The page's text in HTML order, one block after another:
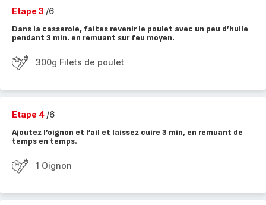
Etape 3 /6
Dans la casserole, faites revenir le poulet avec un peu d’huile
pendant 3 min. en remuant sur feu moyen.
300g Filets de poulet
Etape 4 /6
Ajoutez l’oignon et l’ail et laissez cuire 3 min, en remuant de
temps en temps.
1 Oignon